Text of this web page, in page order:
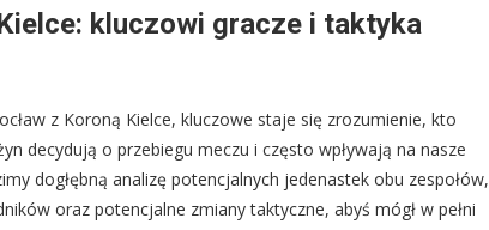
kluczowi gracze i taktyka
z Koroną Kielce, kluczowe staje się zrozumienie, kto
decydują o przebiegu meczu i często wpływają na nasze
dogłębną analizę potencjalnych jedenastek obu zespołów,
oraz potencjalne zmiany taktyczne, abyś mógł w pełni